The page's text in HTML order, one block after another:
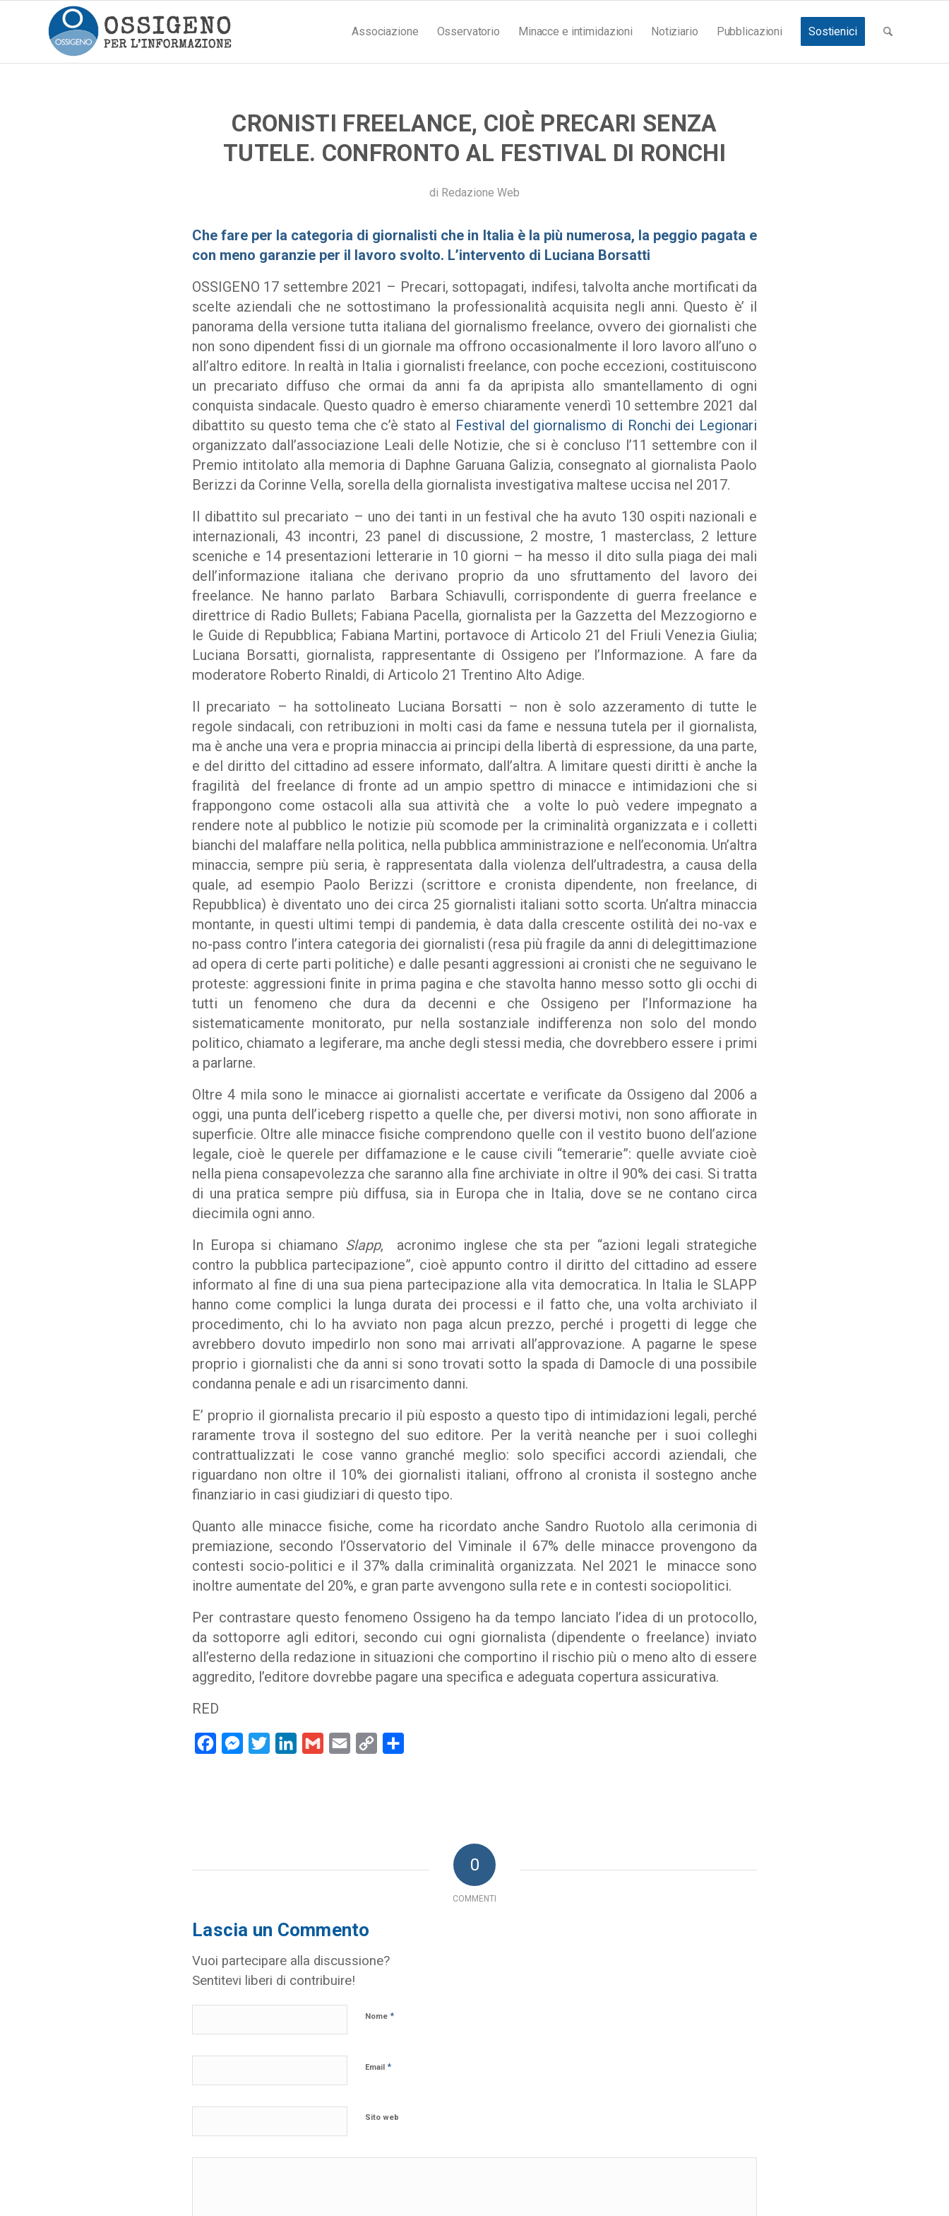
Associazione Osservatorio Minacce e intimidazioni Notiziario Pubblicazioni Sostienici
CRONISTI FREELANCE, CIOÈ PRECARI SENZA
TUTELE. CONFRONTO AL FESTIVAL DI RONCHI
di Redazione Web
Che fare per la categoria di giornalisti che in Italia è la più numerosa, la peggio pagata e
con meno garanzie per il lavoro svolto. L’intervento di Luciana Borsatti
OSSIGENO 17 settembre 2021 – Precari, sottopagati, indifesi, talvolta anche mortificati da
scelte aziendali che ne sottostimano la professionalità acquisita negli anni. Questo è’ il
panorama della versione tutta italiana del giornalismo freelance, ovvero dei giornalisti che
non sono dipendent fissi di un giornale ma offrono occasionalmente il loro lavoro all’uno o
all’altro editore. In realtà in Italia i giornalisti freelance, con poche eccezioni, costituiscono
un precariato diffuso che ormai da anni fa da apripista allo smantellamento di ogni
conquista sindacale. Questo quadro è emerso chiaramente venerdì 10 settembre 2021 dal
dibattito su questo tema che c’è stato al Festival del giornalismo di Ronchi dei Legionari
organizzato dall’associazione Leali delle Notizie, che si è concluso l’11 settembre con il
Premio intitolato alla memoria di Daphne Garuana Galizia, consegnato al giornalista Paolo
Berizzi da Corinne Vella, sorella della giornalista investigativa maltese uccisa nel 2017.
Il dibattito sul precariato – uno dei tanti in un festival che ha avuto 130 ospiti nazionali e
internazionali, 43 incontri, 23 panel di discussione, 2 mostre, 1 masterclass, 2 letture
sceniche e 14 presentazioni letterarie in 10 giorni – ha messo il dito sulla piaga dei mali
dell’informazione italiana che derivano proprio da uno sfruttamento del lavoro dei
freelance. Ne hanno parlato Barbara Schiavulli, corrispondente di guerra freelance e
direttrice di Radio Bullets; Fabiana Pacella, giornalista per la Gazzetta del Mezzogiorno e
le Guide di Repubblica; Fabiana Martini, portavoce di Articolo 21 del Friuli Venezia Giulia;
Luciana Borsatti, giornalista, rappresentante di Ossigeno per l’Informazione. A fare da
moderatore Roberto Rinaldi, di Articolo 21 Trentino Alto Adige.
Il precariato – ha sottolineato Luciana Borsatti – non è solo azzeramento di tutte le
regole sindacali, con retribuzioni in molti casi da fame e nessuna tutela per il giornalista,
ma è anche una vera e propria minaccia ai principi della libertà di espressione, da una parte,
e del diritto del cittadino ad essere informato, dall’altra. A limitare questi diritti è anche la
fragilità del freelance di fronte ad un ampio spettro di minacce e intimidazioni che si
frappongono come ostacoli alla sua attività che a volte lo può vedere impegnato a
rendere note al pubblico le notizie più scomode per la criminalità organizzata e i colletti
bianchi del malaffare nella politica, nella pubblica amministrazione e nell’economia. Un’altra
minaccia, sempre più seria, è rappresentata dalla violenza dell’ultradestra, a causa della
quale, ad esempio Paolo Berizzi (scrittore e cronista dipendente, non freelance, di
Repubblica) è diventato uno dei circa 25 giornalisti italiani sotto scorta. Un’altra minaccia
montante, in questi ultimi tempi di pandemia, è data dalla crescente ostilità dei no-vax e
no-pass contro l’intera categoria dei giornalisti (resa più fragile da anni di delegittimazione
ad opera di certe parti politiche) e dalle pesanti aggressioni ai cronisti che ne seguivano le
proteste: aggressioni finite in prima pagina e che stavolta hanno messo sotto gli occhi di
tutti un fenomeno che dura da decenni e che Ossigeno per l’Informazione ha
sistematicamente monitorato, pur nella sostanziale indifferenza non solo del mondo
politico, chiamato a legiferare, ma anche degli stessi media, che dovrebbero essere i primi
a parlarne.
Oltre 4 mila sono le minacce ai giornalisti accertate e verificate da Ossigeno dal 2006 a
oggi, una punta dell’iceberg rispetto a quelle che, per diversi motivi, non sono affiorate in
superficie. Oltre alle minacce fisiche comprendono quelle con il vestito buono dell’azione
legale, cioè le querele per diffamazione e le cause civili “temerarie”: quelle avviate cioè
nella piena consapevolezza che saranno alla fine archiviate in oltre il 90% dei casi. Si tratta
di una pratica sempre più diffusa, sia in Europa che in Italia, dove se ne contano circa
diecimila ogni anno.
In Europa si chiamano Slapp, acronimo inglese che sta per “azioni legali strategiche
contro la pubblica partecipazione”, cioè appunto contro il diritto del cittadino ad essere
informato al fine di una sua piena partecipazione alla vita democratica. In Italia le SLAPP
hanno come complici la lunga durata dei processi e il fatto che, una volta archiviato il
procedimento, chi lo ha avviato non paga alcun prezzo, perché i progetti di legge che
avrebbero dovuto impedirlo non sono mai arrivati all’approvazione. A pagarne le spese
proprio i giornalisti che da anni si sono trovati sotto la spada di Damocle di una possibile
condanna penale e adi un risarcimento danni.
E’ proprio il giornalista precario il più esposto a questo tipo di intimidazioni legali, perché
raramente trova il sostegno del suo editore. Per la verità neanche per i suoi colleghi
contrattualizzati le cose vanno granché meglio: solo specifici accordi aziendali, che
riguardano non oltre il 10% dei giornalisti italiani, offrono al cronista il sostegno anche
finanziario in casi giudiziari di questo tipo.
Quanto alle minacce fisiche, come ha ricordato anche Sandro Ruotolo alla cerimonia di
premiazione, secondo l’Osservatorio del Viminale il 67% delle minacce provengono da
contesti socio-politici e il 37% dalla criminalità organizzata. Nel 2021 le
minacce sono
inoltre aumentate del 20%, e gran parte avvengono sulla rete e in contesti sociopolitici.
Per contrastare questo fenomeno Ossigeno ha da tempo lanciato l’idea di un protocollo,
da sottoporre agli editori, secondo cui ogni giornalista (dipendente o freelance) inviato
all’esterno della redazione in situazioni che comportino il rischio più o meno alto di essere
aggredito, l’editore dovrebbe pagare una specifica e adeguata copertura assicurativa.
RED
FacebookMessenger
Twitter LinkedInGmail Email
Copy
0
COMMENTI
Lascia un Commento
Vuoi partecipare alla discussione?
Sentitevi liberi di contribuire!
Nome *
Email *
Sito web